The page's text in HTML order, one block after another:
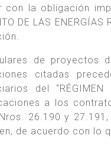
con la obligación
DE LAS
de proyectos
citadas
del “RÉGIMEN
a los
26.190 y
de acuerdo con lo